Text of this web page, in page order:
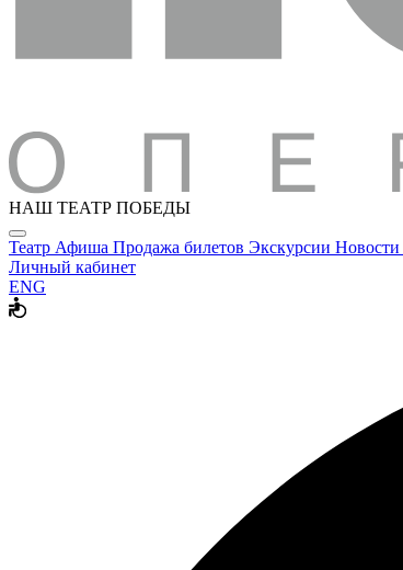
НАШ ТЕАТР ПОБЕДЫ
Театр Афиша Продажа билетов Экскурсии Новости
Личный кабинет
ENG